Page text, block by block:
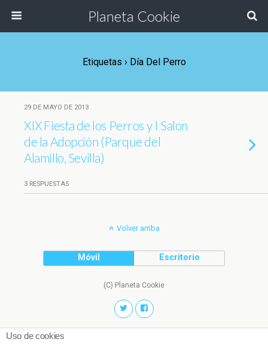
Planeta Cookie
Etiquetas › Día Del Perro
29 DE MAYO DE 2013
XIX Fiesta de los Perros y I Salon
de la Adopción (Parque del
Alamillo, Sevilla)
3 RESPUESTAS
Volver arriba
Móvil Escritorio
(C) Planeta Cookie
Uso de cookies